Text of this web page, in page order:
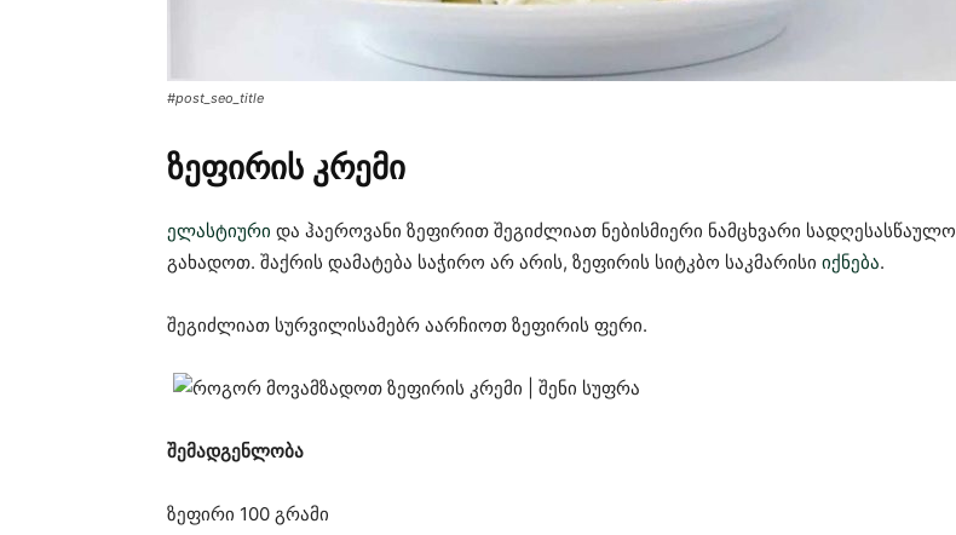
#post_seo_title
ზეფირის კრემი
ელასტიური და ჰაეროვანი ზეფირით შეგიძლიათ ნებისმიერი ნამცხვარი სადღესასწაულო
გახადოთ. შაქრის დამატება საჭირო არ არის, ზეფირის სიტკბო საკმარისი იქნება.
შეგიძლიათ სურვილისამებრ აარჩიოთ ზეფირის ფერი.
შემადგენლობა
ზეფირი 100 გრამი